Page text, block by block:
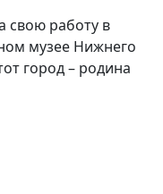
свою работу в
музее Нижнего
город – родина